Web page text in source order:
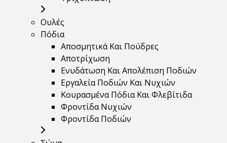
Ουλές
Πόδια
Αποσμητικά Και Πούδρες
Αποτρίχωση
Ενυδάτωση Και Απολέπιση Ποδιών
Εργαλεία Ποδιών Και Νυχιών
Κουρασμένα Πόδια Και Φλεβίτιδα
Φροντίδα Νυχιών
Φροντίδα Ποδιών